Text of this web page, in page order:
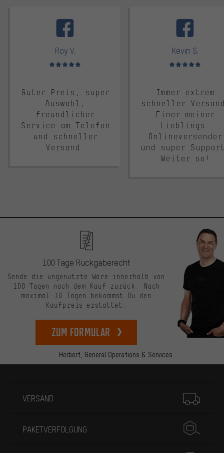
Roy V.
Bewertungen: 5 von 5
Guter Preis, super
Auswahl,
freundlicher
Service am Telefon
und schneller
Versand.
Kevin S.
Bewertungen: 5 von 5
Immer extrem
schneller
Einer meiner
Lieblings-
Onlineversender
und super
Weiter so!
Herbert, General Operations & Services
100 Tage Rückgaberecht
Sende die ungenutzte Ware innerhalb von
100 Tagen nach dem Kauf zurück. Nach
maximal 10 Tagen bekommst Du den
Kaufpreis erstattet.
zum Formular
VERSAND
PAKETVERFOLGUNG